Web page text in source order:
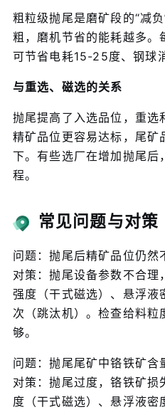
粗粒级抛尾是磨矿段的“减
粗，磨机节省的能耗越多。
可节省电耗15-25度、钢球
与重选、磁选的关系
抛尾提高了入选品位，重选
精矿品位更容易达标，尾矿
下。有些选厂在增加抛尾后
程。
常见问题与对策
问题：抛尾后精矿品位仍然
对策：抛尾设备参数不合理
强度（干式磁选）、悬浮液
次（跳汰机）。检查给料粒
够。
问题：抛尾尾矿中铬铁矿含
对策：抛尾过度，铬铁矿损
度（干式磁选）、悬浮液密